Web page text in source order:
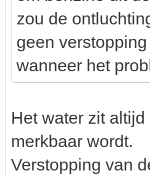
zou de
geen
wanneer het
Het water zit
merkbaar wordt.
Verstopping van